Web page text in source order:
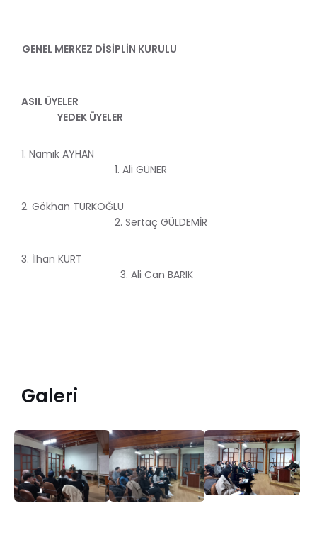
GENEL MERKEZ DİSİPLİN KURULU
ASIL ÜYELER
YEDEK ÜYELER
1. Namık AYHAN
1. Ali GÜNER
2. Gökhan TÜRKOĞLU
2. Sertaç GÜLDEMİR
3. İlhan KURT
3. Ali Can BARIK
Galeri